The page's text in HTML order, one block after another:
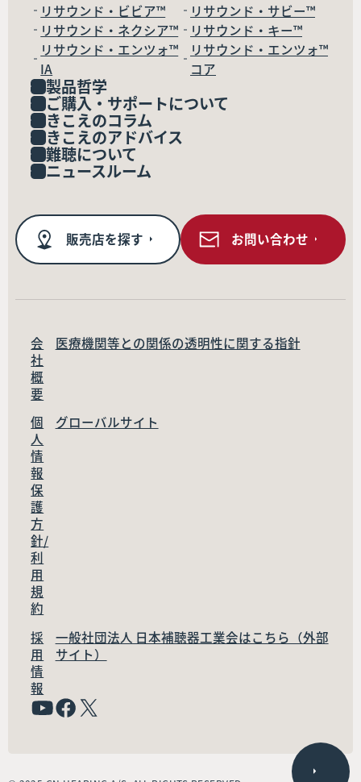
リサウンド・ビビア™
リサウンド・サビー™
リサウンド・ネクシア™
リサウンド・キー™
リサウンド・エンツォ™
IA
リサウンド・エンツォ™
コア
製品哲学
ご購入・サポートについて
きこえのコラム
きこえのアドバイス
難聴について
ニュースルーム
販売店を探す お問い合わせ
会
社
概
要
医療機関等との関係の透明性に関する指針
個
人
情
報
保
護
方
針/
利
用
規
約
グローバルサイト
採
用
情
報
一般社団法人 日本補聴器工業会はこちら（外部
サイト）